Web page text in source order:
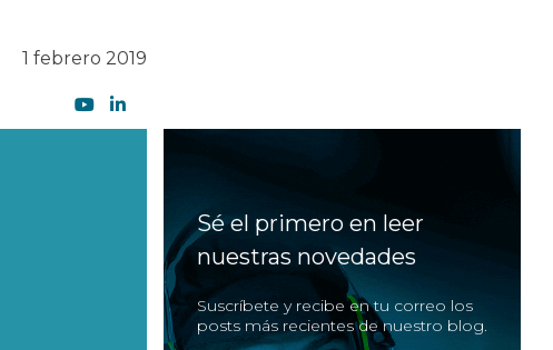
1 febrero 2019
Sé el primero en leer
nuestras novedades
Suscríbete y recibe en tu correo los
posts más recientes de nuestro blog.